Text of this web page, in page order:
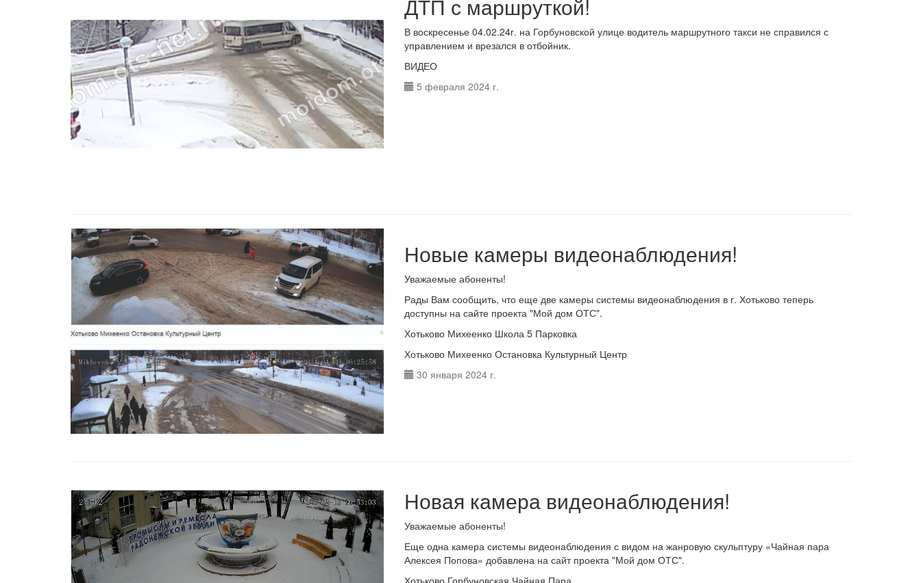
ДТП с маршруткой!
В воскресенье 04.02.24г. на Горбуновской улице водитель маршрутного такси не справился с
управлением и врезался в отбойник.
ВИДЕО
5 февраля 2024 г.
Новые камеры видеонаблюдения!
Уважаемые абоненты!
Рады Вам сообщить, что еще две камеры системы видеонаблюдения в г. Хотьково теперь
доступны на сайте проекта "Мой дом ОТС".
Хотьково Михеенко Школа 5 Парковка
Хотьково Михеенко Остановка Культурный Центр
30 января 2024 г.
Новая камера видеонаблюдения!
Уважаемые абоненты!
Еще одна камера системы видеонаблюдения с видом на жанровую скульптуру «Чайная пара
Алексея Попова» добавлена на сайт проекта "Мой дом ОТС".
Хотьково Горбуновская Чайная Пара